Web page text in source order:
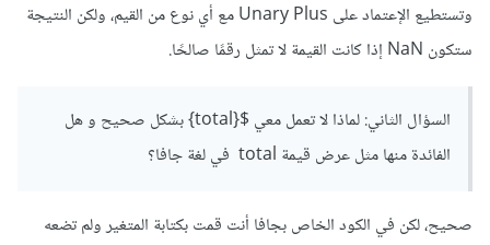
وتستطيع الإعتماد على Unary Plus مع أي نوع من القيم، ولكن النتيجة
ستكون NaN إذا كانت القيمة لا تمثل رقمًا صالحًا.
السؤال الثاني: لماذا لا تعمل معي ${total} بشكل صحيح و هل
الفائدة منها مثل عرض قيمة total في لغة جافا؟
صحيح، لكن في الكود الخاص بجافا أنت قمت بكتابة المتغير ولم تضعه